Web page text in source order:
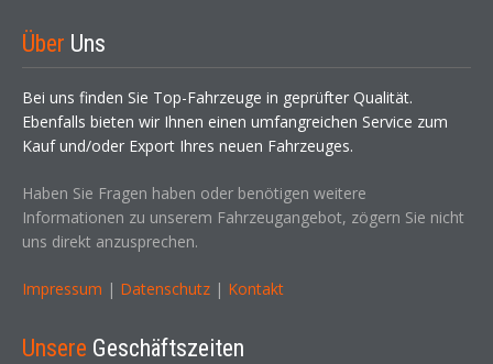
Über Uns
Bei uns finden Sie Top-Fahrzeuge in geprüfter Qualität.
Ebenfalls bieten wir Ihnen einen umfangreichen Service zum
Kauf und/oder Export Ihres neuen Fahrzeuges.
Haben Sie Fragen haben oder benötigen weitere
Informationen zu unserem Fahrzeugangebot, zögern Sie nicht
uns direkt anzusprechen.
Impressum | Datenschutz | Kontakt
Unsere Geschäftszeiten